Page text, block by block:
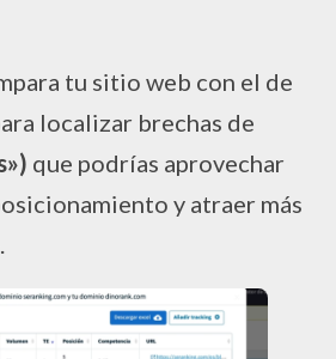
tu sitio web con el de
localizar brechas de
que podrías aprovechar
y atraer más